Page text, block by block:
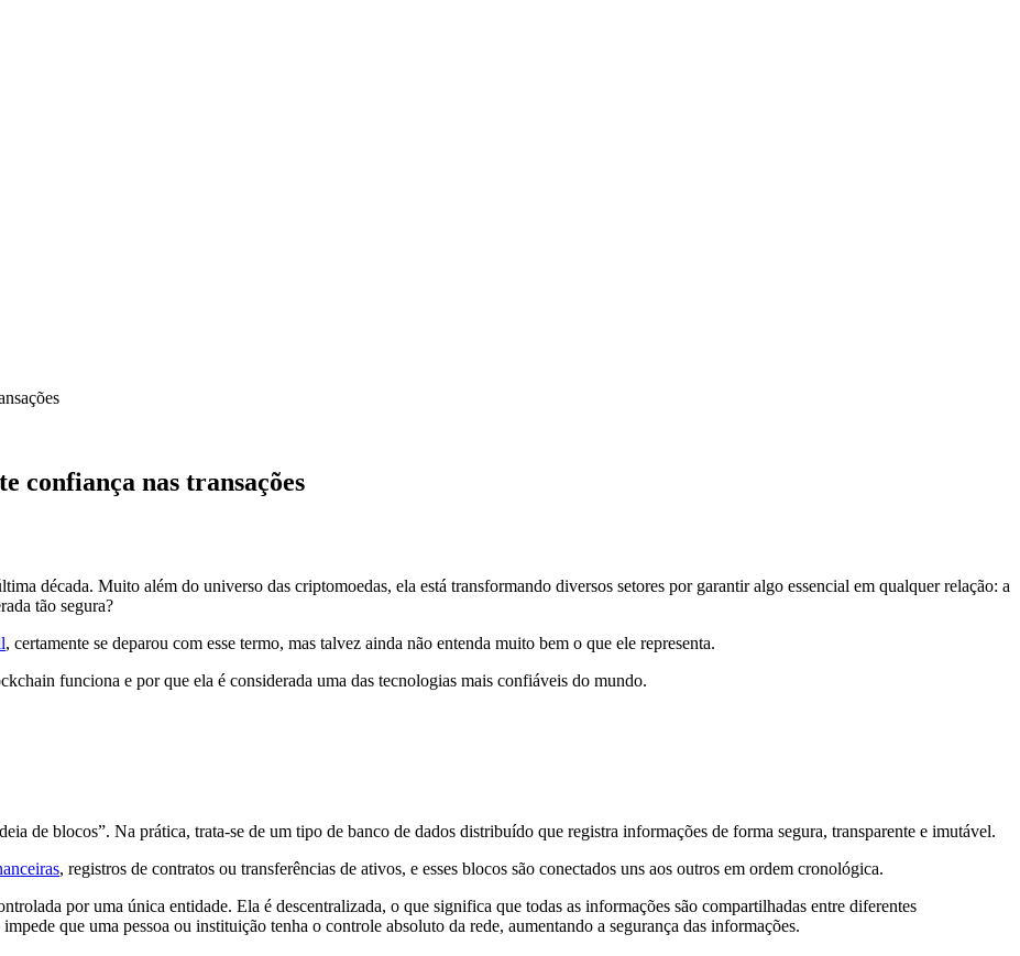
confiança nas transações
década. Muito além do universo das criptomoedas, ela está transformando diversos setores por garantir algo essencial em qualquer relação: a
tão segura?
, certamente se deparou com esse termo, mas talvez ainda não entenda muito bem o que ele representa.
funciona e por que ela é considerada uma das tecnologias mais confiáveis do mundo.
de blocos”. Na prática, trata-se de um tipo de banco de dados distribuído que registra informações de forma segura, transparente e imutável.
, registros de contratos ou transferências de ativos, e esses blocos são conectados uns aos outros em ordem cronológica.
por uma única entidade. Ela é descentralizada, o que significa que todas as informações são compartilhadas entre diferentes
que uma pessoa ou instituição tenha o controle absoluto da rede, aumentando a segurança das informações.